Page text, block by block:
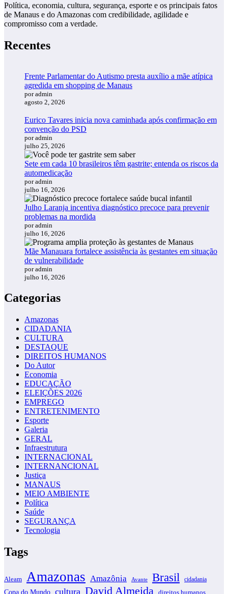
Política, economia, cultura, segurança, esporte e os principais fatos
de Manaus e do Amazonas com credibilidade, agilidade e
compromisso com a verdade.
Recentes
Frente Parlamentar do Autismo presta auxílio a mãe atípica
agredida em shopping de Manaus
por admin
agosto 2, 2026
Eurico Tavares inicia nova caminhada após confirmação em
convenção do PSD
por admin
julho 25, 2026
Sete em cada 10 brasileiros têm gastrite; entenda os riscos da
automedicação
por admin
julho 16, 2026
Julho Laranja incentiva diagnóstico precoce para prevenir
problemas na mordida
por admin
julho 16, 2026
Mãe Manauara fortalece assistência às gestantes em situação
de vulnerabilidade
por admin
julho 16, 2026
Categorias
Amazonas
CIDADANIA
CULTURA
DESTAQUE
DIREITOS HUMANOS
Do Autor
Economia
EDUCAÇÃO
ELEIÇÕES 2026
EMPREGO
ENTRETENIMENTO
Esporte
Galeria
GERAL
Infraestrutura
INTERNACIONAL
INTERNANCIONAL
Justiça
MANAUS
MEIO AMBIENTE
Política
Saúde
SEGURANÇA
Tecnologia
Tags
Aleam Amazonas Amazônia Avante Brasil cidadania
Copa do Mundo cultura David Almeida direitos humanos